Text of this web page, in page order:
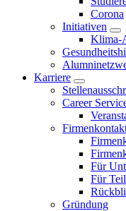
Corona
Initiativen
Klima-
Karriere
Career
Für
Für
Gründung